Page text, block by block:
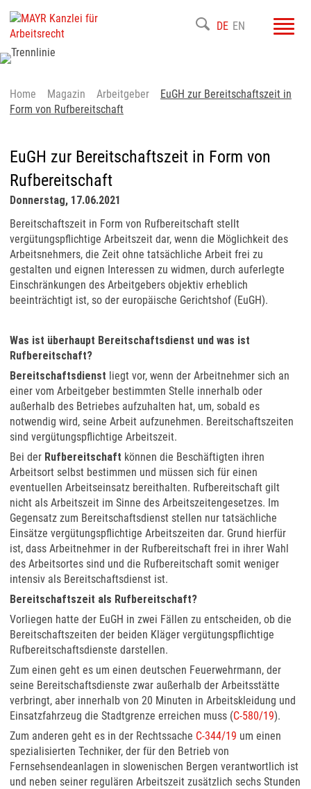
DE EN
Home Magazin Arbeitgeber
EuGH zur Bereitschaftszeit in
Form von Rufbereitschaft
EuGH zur Bereitschaftszeit in Form von
Rufbereitschaft
Donnerstag, 17.06.2021
Bereitschaftszeit in Form von Rufbereitschaft stellt
vergütungspflichtige Arbeitszeit dar, wenn die Möglichkeit des
Arbeitsnehmers, die Zeit ohne tatsächliche Arbeit frei zu
gestalten und eignen Interessen zu widmen, durch auferlegte
Einschränkungen des Arbeitgebers objektiv erheblich
beeinträchtigt ist, so der europäische Gerichtshof (EuGH).
Was ist überhaupt Bereitschaftsdienst und was ist
Rufbereitschaft?
Bereitschaftsdienst liegt vor, wenn der Arbeitnehmer sich an
einer vom Arbeitgeber bestimmten Stelle innerhalb oder
außerhalb des Betriebes aufzuhalten hat, um, sobald es
notwendig wird, seine Arbeit aufzunehmen. Bereitschaftszeiten
sind vergütungspflichtige Arbeitszeit.
Bei der Rufbereitschaft können die Beschäftigten ihren
Arbeitsort selbst bestimmen und müssen sich für einen
eventuellen Arbeitseinsatz bereithalten. Rufbereitschaft gilt
nicht als Arbeitszeit im Sinne des Arbeitszeitengesetzes. Im
Gegensatz zum Bereitschaftsdienst stellen nur tatsächliche
Einsätze vergütungspflichtige Arbeitszeiten dar. Grund hierfür
ist, dass Arbeitnehmer in der Rufbereitschaft frei in ihrer Wahl
des Arbeitsortes sind und die Rufbereitschaft somit weniger
intensiv als Bereitschaftsdienst ist.
Bereitschaftszeit als Rufbereitschaft?
Vorliegen hatte der EuGH in zwei Fällen zu entscheiden, ob die
Bereitschaftszeiten der beiden Kläger vergütungspflichtige
Rufbereitschaftsdienste darstellen.
Zum einen geht es um einen deutschen Feuerwehrmann, der
seine Bereitschaftsdienste zwar außerhalb der Arbeitsstätte
verbringt, aber innerhalb von 20 Minuten in Arbeitskleidung und
Einsatzfahrzeug die Stadtgrenze erreichen muss (C-580/19).
Zum anderen geht es in der Rechtssache C-344/19 um einen
spezialisierten Techniker, der für den Betrieb von
Fernsehsendeanlagen in slowenischen Bergen verantwortlich ist
und neben seiner regulären Arbeitszeit zusätzlich sechs Stunden